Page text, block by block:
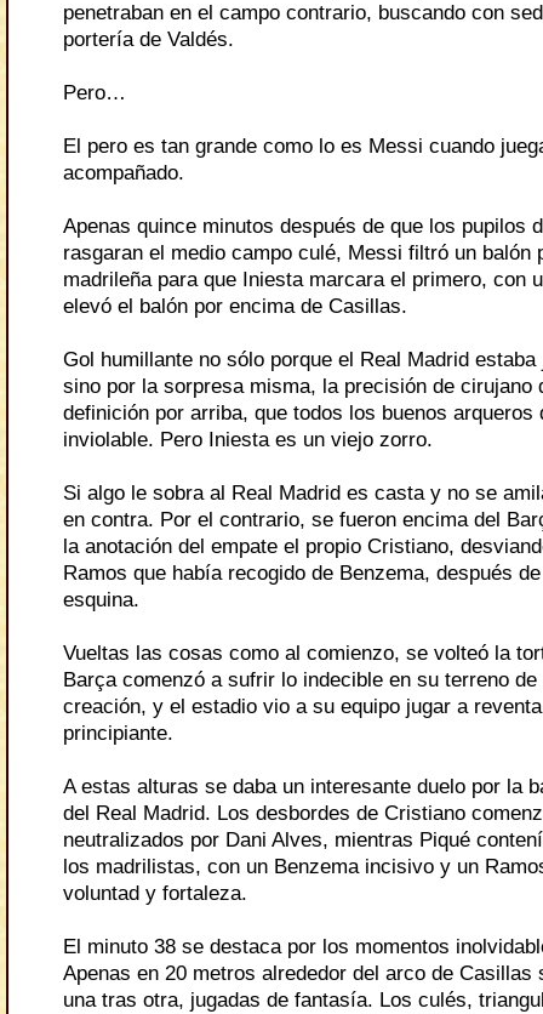
penetraban en el campo contrario, buscando con
portería de Valdés.
Pero…
El pero es tan grande como lo es Messi cuando
acompañado.
Apenas quince minutos después de que los pupilos
rasgaran el medio campo culé, Messi filtró un balón
madrileña para que Iniesta marcara el primero, con
elevó el balón por encima de Casillas.
Gol humillante no sólo porque el Real Madrid estaba
sino por la sorpresa misma, la precisión de cirujano
definición por arriba, que todos los buenos arqueros
inviolable. Pero Iniesta es un viejo zorro.
Si algo le sobra al Real Madrid es casta y no se
en contra. Por el contrario, se fueron encima del
la anotación del empate el propio Cristiano,
Ramos que había recogido de Benzema, después
esquina.
Vueltas las cosas como al comienzo, se volteó la
Barça comenzó a sufrir lo indecible en su terreno
creación, y el estadio vio a su equipo jugar a
principiante.
A estas alturas se daba un interesante duelo por la
del Real Madrid. Los desbordes de Cristiano
neutralizados por Dani Alves, mientras Piqué
los madrilistas, con un Benzema incisivo y un
voluntad y fortaleza.
El minuto 38 se destaca por los momentos
Apenas en 20 metros alrededor del arco de Casillas
una tras otra, jugadas de fantasía. Los culés,